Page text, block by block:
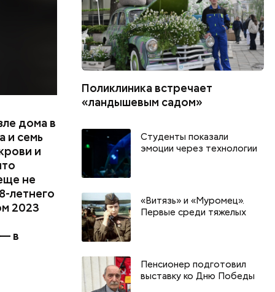
День тульского пряника и
День сидения на
День
и
дома в
и семь
и
не
летнего
2023
в
Поликлиника встречает
«ландышевым садом»
Студенты показали
эмоции через технологии
«Витязь» и «Муромец».
Первые среди тяжелых
Пенсионер подготовил
выставку ко Дню Победы